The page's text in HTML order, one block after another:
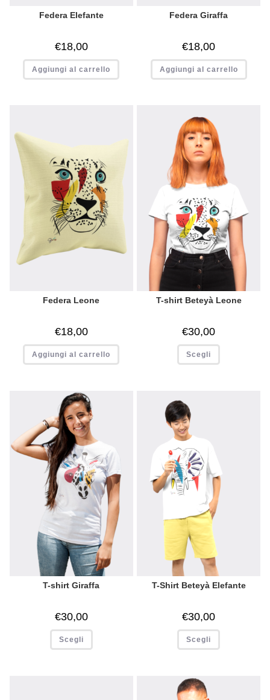
Federa Elefante
€18,00
Aggiungi al carrello
Federa Giraffa
€18,00
Aggiungi al carrello
Federa Leone
€18,00
Aggiungi al carrello
T-shirt Beteyà Leone
€30,00
Scegli
T-shirt Giraffa
€30,00
Scegli
T-Shirt Beteyà Elefante
€30,00
Scegli